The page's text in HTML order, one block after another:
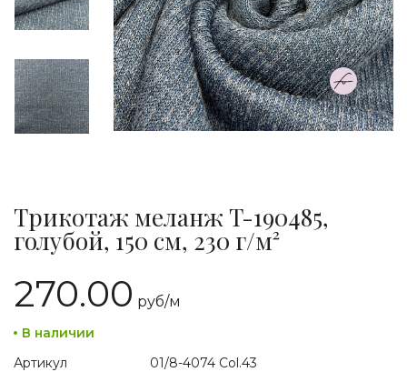
Трикотаж меланж T-190485,
голубой, 150 см, 230 г/м²
270.00 руб/м
В наличии
Артикул
01/8-4074 Col.43